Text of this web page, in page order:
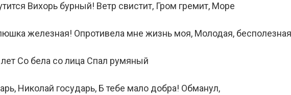
Вихорь бурный! Ветр свистит, Гром гремит, Море
железная! Опротивела мне жизнь моя, Молодая,
Со бела со лица Спал румяный
Николай государь, Б тебе мало добра! Обманул,